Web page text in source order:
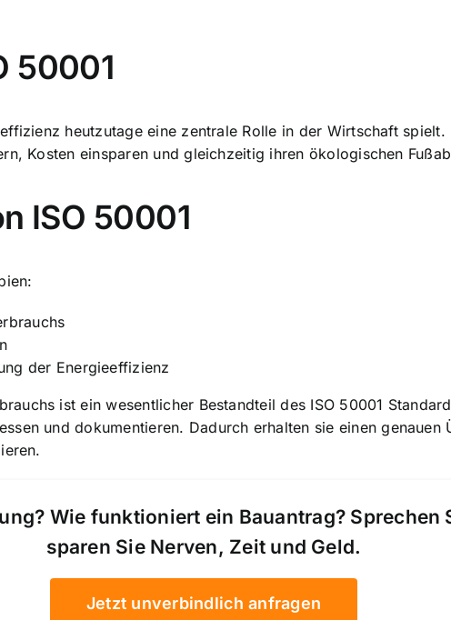
50001
heutzutage eine zentrale Rolle in der Wirtschaft
Kosten einsparen und gleichzeitig ihren ökologischen
ISO 50001
der Energieeffizienz
ist ein wesentlicher Bestandteil des ISO 50001
und dokumentieren. Dadurch erhalten sie einen
Wie funktioniert ein Bauantrag? Sprechen
sparen Sie Nerven, Zeit und Geld.
Jetzt unverbindlich anfragen